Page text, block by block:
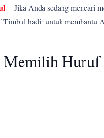
– Jika Anda sedang mencari
hadir untuk membantu
Memilih